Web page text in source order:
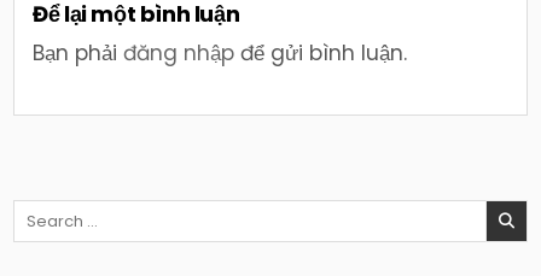
Để lại một bình luận
Bạn phảiđăng nhập để gửi bình luận.
Search